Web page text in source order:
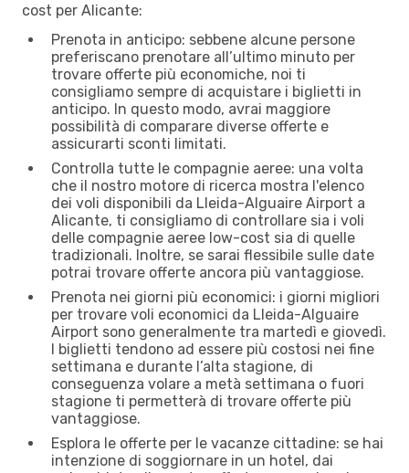
cost per Alicante:
Prenota in anticipo: sebbene alcune persone
preferiscano prenotare all’ultimo minuto per
trovare offerte più economiche, noi ti
consigliamo sempre di acquistare i biglietti in
anticipo. In questo modo, avrai maggiore
possibilità di comparare diverse offerte e
assicurarti sconti limitati.
Controlla tutte le compagnie aeree: una volta
che il nostro motore di ricerca mostra l'elenco
dei voli disponibili da Lleida-Alguaire Airport a
Alicante, ti consigliamo di controllare sia i voli
delle compagnie aeree low-cost sia di quelle
tradizionali. Inoltre, se sarai flessibile sulle date
potrai trovare offerte ancora più vantaggiose.
Prenota nei giorni più economici: i giorni migliori
per trovare voli economici da Lleida-Alguaire
Airport sono generalmente tra martedì e giovedì.
I biglietti tendono ad essere più costosi nei fine
settimana e durante l’alta stagione, di
conseguenza volare a metà settimana o fuori
stagione ti permetterà di trovare offerte più
vantaggiose.
Esplora le offerte per le vacanze cittadine: se hai
intenzione di soggiornare in un hotel, dai